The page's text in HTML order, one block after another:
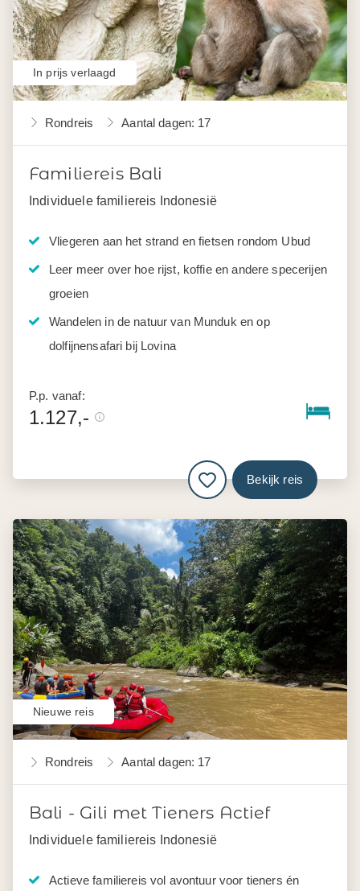
Rondreis Aantal dagen: 17
Familiereis Bali
Individuele familiereis Indonesië
Vliegeren aan het strand en fietsen rondom Ubud
Leer meer over hoe rijst, koffie en andere specerijen
groeien
Wandelen in de natuur van Munduk en op
dolfijnensafari bij Lovina
In prijs verlaagd
P.p. vanaf:
1.127,-
Bekijk reis
Rondreis Aantal dagen: 17
Bali - Gili met Tieners Actief
Individuele familiereis Indonesië
Actieve familiereis vol avontuur voor tieners én
Nieuwe reis